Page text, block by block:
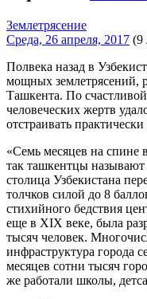
Землетрясение
Среда, 26 апреля, 2017 (9
Полвека назад в
мощных землетрясений,
Ташкента. По
человеческих жертв
отстраивать практически
«Семь месяцев на спине
так ташкентцы называют
столица Узбекистана
толчков силой до 8
стихийного бедствия
еще в XIX веке, была
тысяч человек.
инфраструктура города
месяцев сотни тысяч
же работали школы,